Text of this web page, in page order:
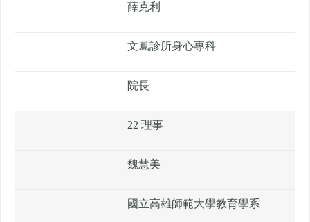
薛克利
文鳳診所身心專科
院長
22 理事
魏慧美
國立高雄師範大學教育學系